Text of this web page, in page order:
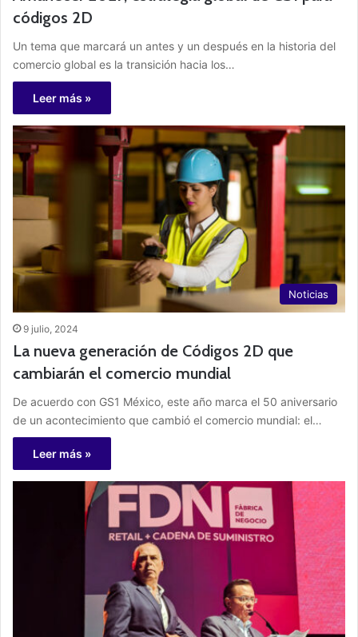
códigos 2D
Un tema que marcará un antes y un después en la historia del
comercio global es la transición hacia los…
Leer más »
Noticias
9 julio, 2024
La nueva generación de Códigos 2D que
cambiarán el comercio mundial
De acuerdo con GS1 México, este año marca el 50 aniversario
de un acontecimiento que cambió el comercio mundial: el…
Leer más »